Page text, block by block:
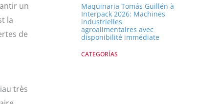
un
la
de
très
Maquinaria Tomás Guillén à
Interpack 2026: Machines
industrielles
agroalimentaires avec
disponibilité immédiate
CATEGORÍAS